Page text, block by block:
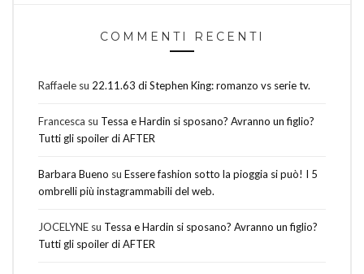
COMMENTI RECENTI
Raffaele su 22.11.63 di Stephen King: romanzo vs serie tv.
Francesca su Tessa e Hardin si sposano? Avranno un figlio?
Tutti gli spoiler di AFTER
Barbara Bueno su Essere fashion sotto la pioggia si può! I 5
ombrelli più instagrammabili del web.
JOCELYNE su Tessa e Hardin si sposano? Avranno un figlio?
Tutti gli spoiler di AFTER